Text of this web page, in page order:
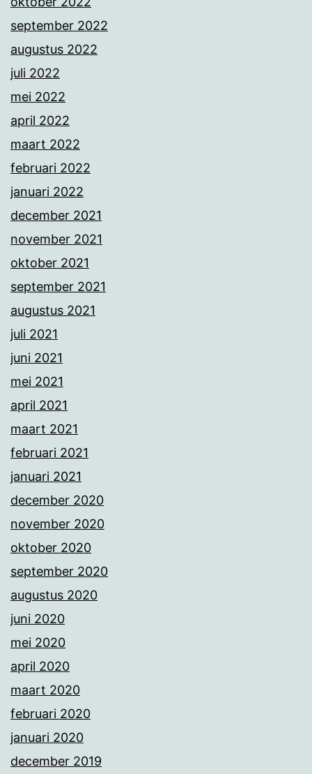
september 2022
augustus 2022
juli 2022
mei 2022
april 2022
maart 2022
februari 2022
januari 2022
december 2021
november 2021
oktober 2021
september 2021
augustus 2021
juli 2021
juni 2021
mei 2021
april 2021
maart 2021
februari 2021
januari 2021
december 2020
november 2020
oktober 2020
september 2020
augustus 2020
juni 2020
mei 2020
april 2020
maart 2020
februari 2020
januari 2020
december 2019